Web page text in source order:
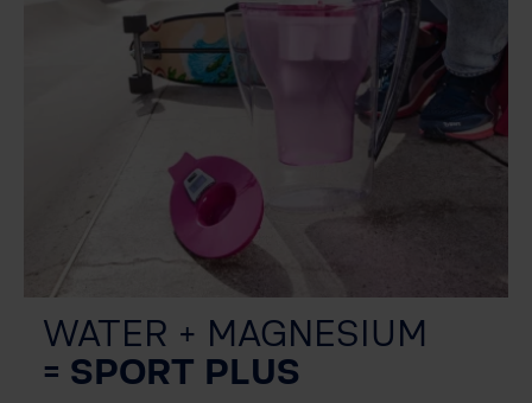
WATER + MAGNESIUM
= SPORT PLUS